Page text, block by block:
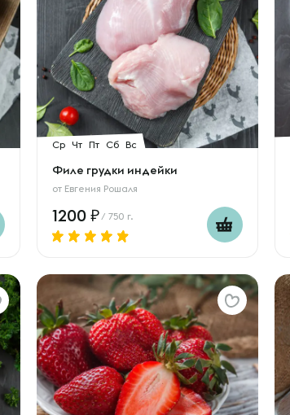
Ср Чт Пт Сб Вс
Филе грудки индейки
от Евгения Рошаля
1200 / 750 г.